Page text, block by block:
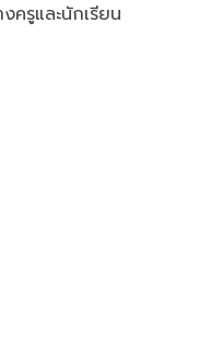
รูและนักเรียน